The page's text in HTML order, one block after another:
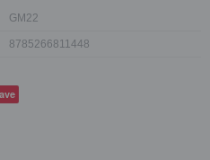
GM22
8785266811448